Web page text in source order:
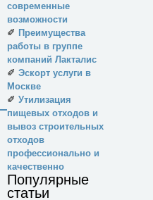
современные
возможности
✐ Преимущества
работы в группе
компаний Лакталис
✐ Эскорт услуги в
Москве
✐ Утилизация
пищевых отходов и
вывоз строительных
отходов
профессионально и
качественно
Популярные
статьи